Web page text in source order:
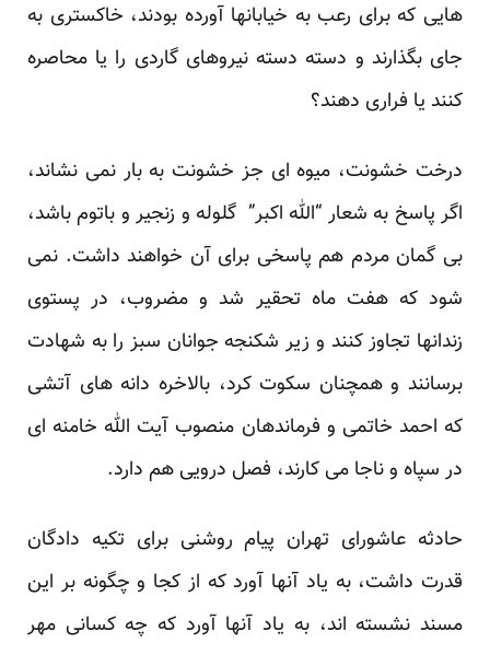
هایی که برای رعب به خیابانها آورده بودند، خاکستری به
جای بگذارند و دسته دسته نیروهای گاردی را یا محاصره
کنند یا فراری دهند؟
درخت خشونت، میوه ای جز خشونت به بار نمی نشاند،
اگر پاسخ به شعار “الله اکبر” گلوله و زنجیر و باتوم باشد،
بی گمان مردم هم پاسخی برای آن خواهند داشت. نمی
شود که هفت ماه تحقیر شد و مضروب، در پستوی
زندانها تجاوز کنند و زیر شکنجه جوانان سبز را به شهادت
برسانند و همچنان سکوت کرد، بالاخره دانه های آتشی
که احمد خاتمی و فرماندهان منصوب آیت الله خامنه ای
در سپاه و ناجا می کارند، فصل درویی هم دارد.
حادثه عاشورای تهران پیام روشنی برای تکیه دادگان
قدرت داشت، به یاد آنها آورد که از کجا و چگونه بر این
مسند نشسته اند، به یاد آنها آورد که چه کسانی مهر